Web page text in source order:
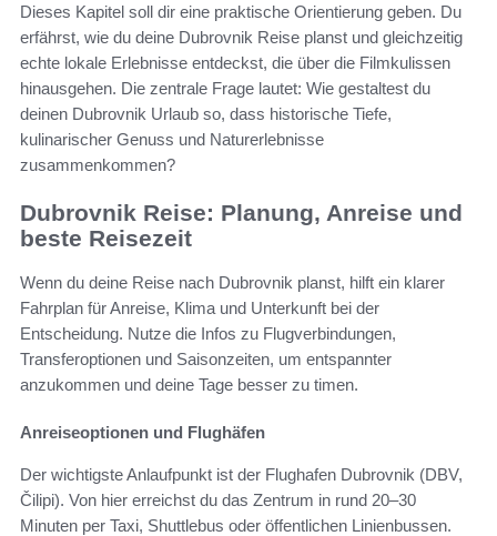
Dieses Kapitel soll dir eine praktische Orientierung geben. Du
erfährst, wie du deine Dubrovnik Reise planst und gleichzeitig
echte lokale Erlebnisse entdeckst, die über die Filmkulissen
hinausgehen. Die zentrale Frage lautet: Wie gestaltest du
deinen Dubrovnik Urlaub so, dass historische Tiefe,
kulinarischer Genuss und Naturerlebnisse
zusammenkommen?
Dubrovnik Reise: Planung, Anreise und
beste Reisezeit
Wenn du deine Reise nach Dubrovnik planst, hilft ein klarer
Fahrplan für Anreise, Klima und Unterkunft bei der
Entscheidung. Nutze die Infos zu Flugverbindungen,
Transferoptionen und Saisonzeiten, um entspannter
anzukommen und deine Tage besser zu timen.
Anreiseoptionen und Flughäfen
Der wichtigste Anlaufpunkt ist der Flughafen Dubrovnik (DBV,
Čilipi). Von hier erreichst du das Zentrum in rund 20–30
Minuten per Taxi, Shuttlebus oder öffentlichen Linienbussen.